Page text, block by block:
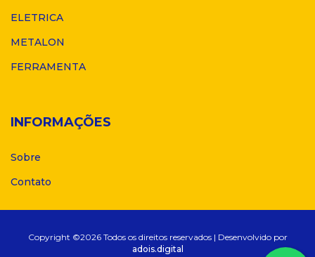
ELETRICA
METALON
FERRAMENTA
INFORMAÇÕES
Sobre
Contato
Copyright ©2026 Todos os direitos reservados | Desenvolvido por
adois.digital